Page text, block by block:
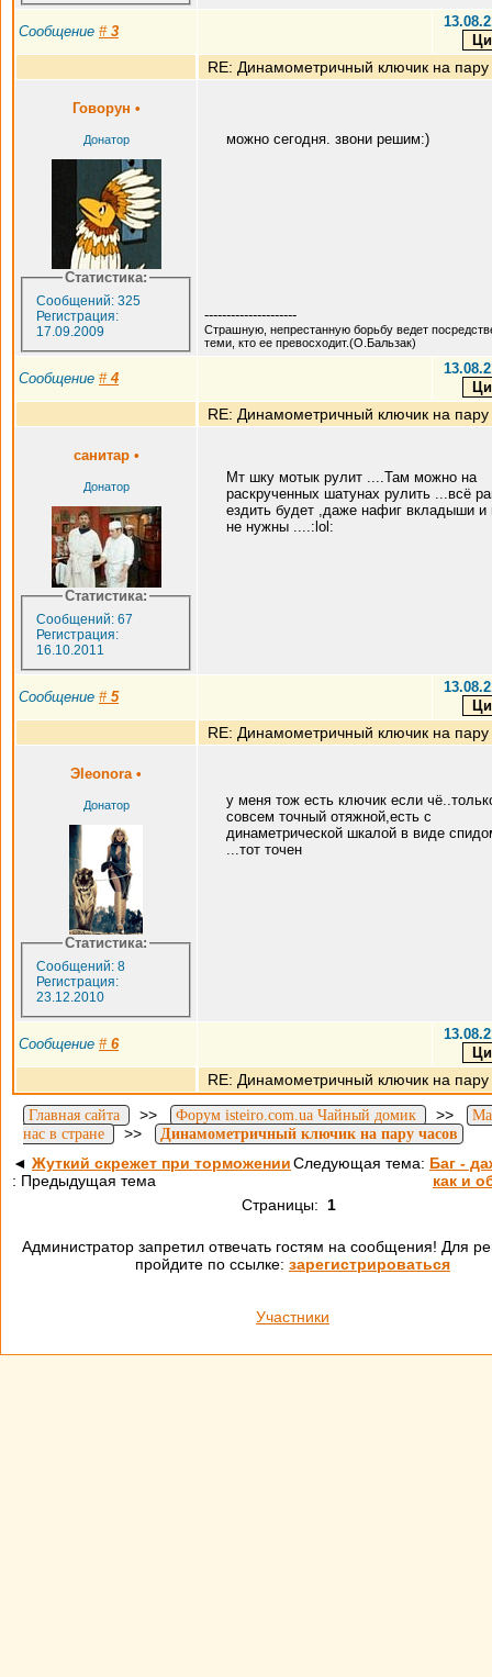
Сообщение # 3
RE: Динамометричный ключик на пару
Говорун •
Донатор
Статистика:
Сообщений: 325
Регистрация:
17.09.2009
можно сегодня. звони решим:)
---------------------
Страшную, непрестанную борьбу ведет
теми, кто ее превосходит.(О.Бальзак)
Сообщение # 4
RE: Динамометричный ключик на пару
санитар •
Донатор
Статистика:
Сообщений: 67
Регистрация:
16.10.2011
Мт шку мотык рулит ....Там можно на
раскрученных шатунах рулить ...всё
ездить будет ,даже нафиг вкладыши и
не нужны ....:lol:
Сообщение # 5
RE: Динамометричный ключик на пару
Эleonora •
Донатор
Статистика:
Сообщений: 8
Регистрация:
23.12.2010
у меня тож есть ключик если
совсем точный отяжной,есть с
динаметрической шкалой в виде
...тот точен
Сообщение # 6
RE: Динамометричный ключик на пару
Главная сайта >> Форум isteiro.com.ua Чайный домик >>
нас в стране
>> Динамометричный ключик на пару часов
◄ Жуткий скрежет при торможении
: Предыдущая тема
Следующая тема: Баг -
как и
Страницы: 1
Администратор запретил отвечать гостям на сообщения! Для
пройдите по ссылке: зарегистрироваться
Участники